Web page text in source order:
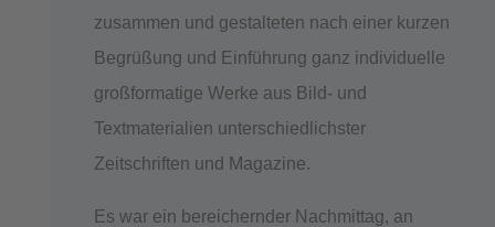
zusammen und gestalteten nach einer kurzen
Begrüßung und Einführung ganz individuelle
großformatige Werke aus Bild- und
Textmaterialien unterschiedlichster
Zeitschriften und Magazine.
Es war ein bereichernder Nachmittag, an